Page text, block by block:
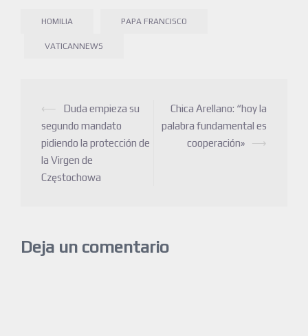
HOMILIA PAPA FRANCISCO
VATICANNEWS
⟵
Duda empieza su
segundo mandato
pidiendo la protección de
la Virgen de
Częstochowa
Chica Arellano: “hoy la
palabra fundamental es
cooperación»
⟶
Deja un comentario